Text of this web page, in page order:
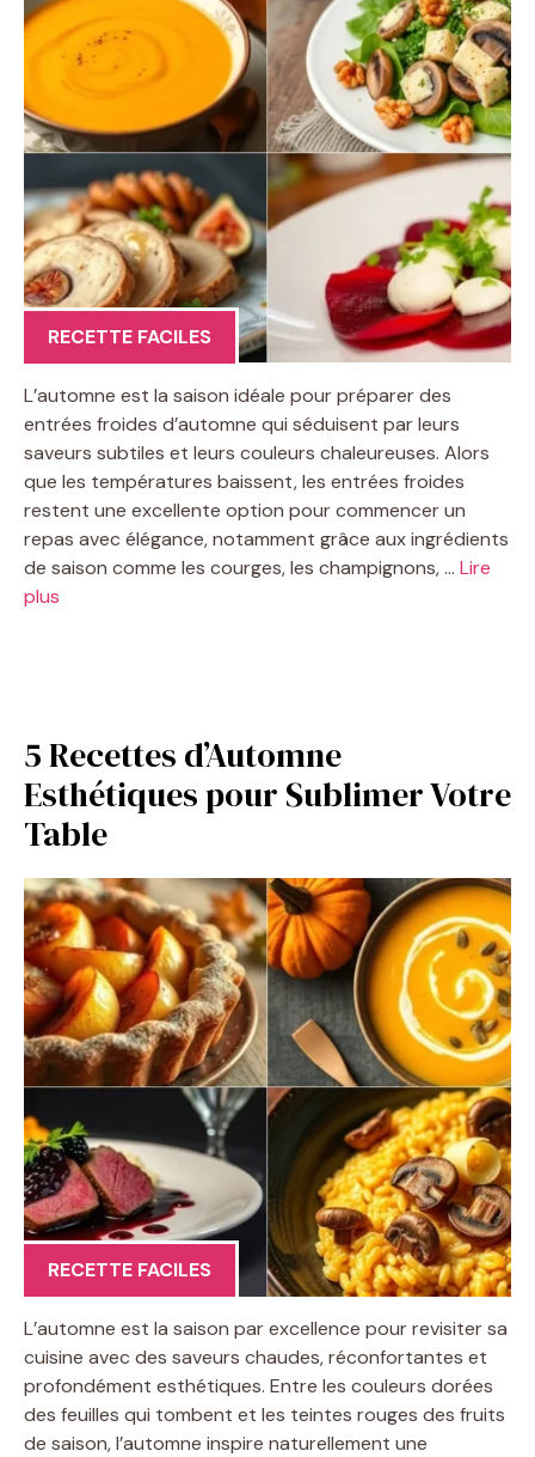
RECETTE FACILES
L’automne est la saison idéale pour préparer des
entrées froides d’automne qui séduisent par leurs
saveurs subtiles et leurs couleurs chaleureuses. Alors
que les températures baissent, les entrées froides
restent une excellente option pour commencer un
repas avec élégance, notamment grâce aux ingrédients
de saison comme les courges, les champignons, … Lire
plus
5 Recettes d’Automne
Esthétiques pour Sublimer Votre
Table
RECETTE FACILES
L’automne est la saison par excellence pour revisiter sa
cuisine avec des saveurs chaudes, réconfortantes et
profondément esthétiques. Entre les couleurs dorées
des feuilles qui tombent et les teintes rouges des fruits
de saison, l’automne inspire naturellement une